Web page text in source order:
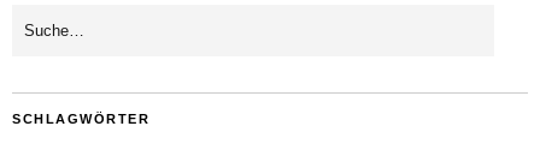
SCHLAGWÖRTER